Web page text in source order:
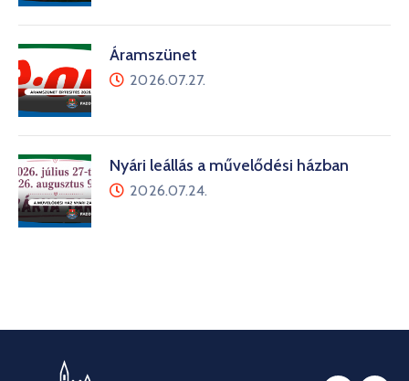
Áramszünet
2026.07.27.
Nyári leállás a művelődési házban
2026.07.24.